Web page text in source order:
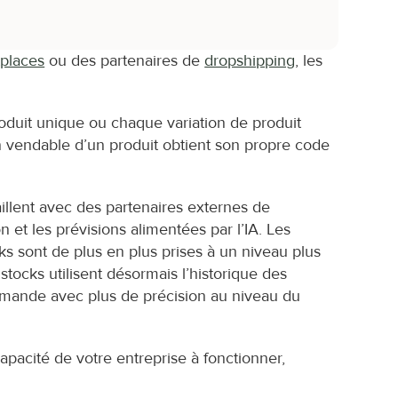
ou des partenaires de dropshipping, les
unique ou chaque variation de produit
d’un produit obtient son propre code
avec des partenaires externes de
et les prévisions alimentées par l’IA. Les
sont de plus en plus prises à un niveau plus
utilisent désormais l’historique des
avec plus de précision au niveau du
de votre entreprise à fonctionner,